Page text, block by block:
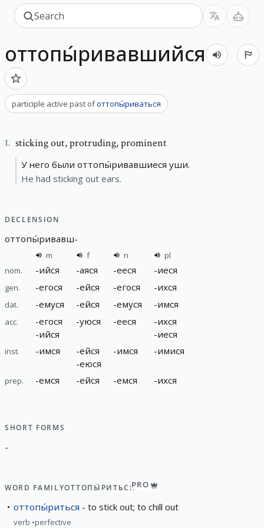
оттопы́ривавшийся
participle active past ofоттопы́риваться
1. sticking out,protruding, prominent
У него были оттопы́ривавшиеся уши.
He had sticking out ears.
DECLENSION
оттопы́ривавш-
m f n
pl
nom.
-ийся -аяся -ееся -иеся
gen. -егося -ейся -егося -ихся
dat. -емуся -ейся -емуся -имся
acc. -егося
-ийся
-уюся -ееся -ихся
-иеся
inst. -имся -ейся
-еюся
-имся -имися
prep. -емся -ейся -емся -ихся
SHORT FORMS
-
WORD FAMILYОТТОПЫ́РИТЬСЯPRO
оттопы́риться to stick out; to chill out
verb perfective